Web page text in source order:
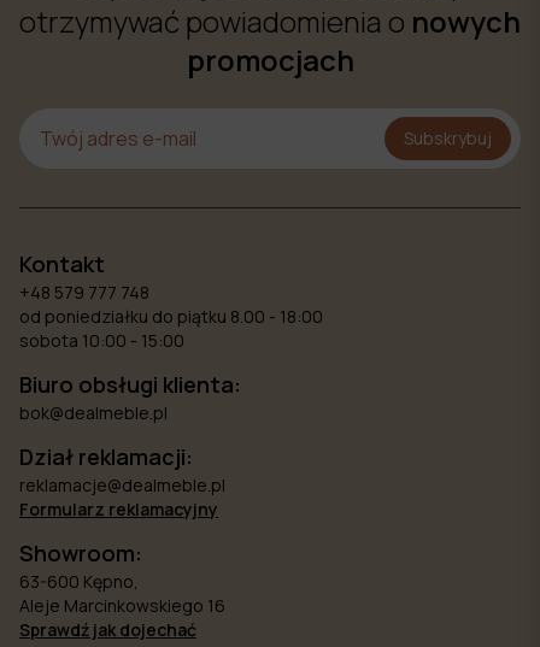
otrzymywać powiadomienia o nowych
promocjach
Subskrybuj
Kontakt
+48 579 777 748
od poniedziałku do piątku 8.00 - 18:00
sobota 10:00 - 15:00
Biuro obsługi klienta:
bok@dealmeble.pl
Dział reklamacji:
reklamacje@dealmeble.pl
Formularz reklamacyjny
Showroom:
63-600 Kępno,
Aleje Marcinkowskiego 16
Sprawdź jak dojechać